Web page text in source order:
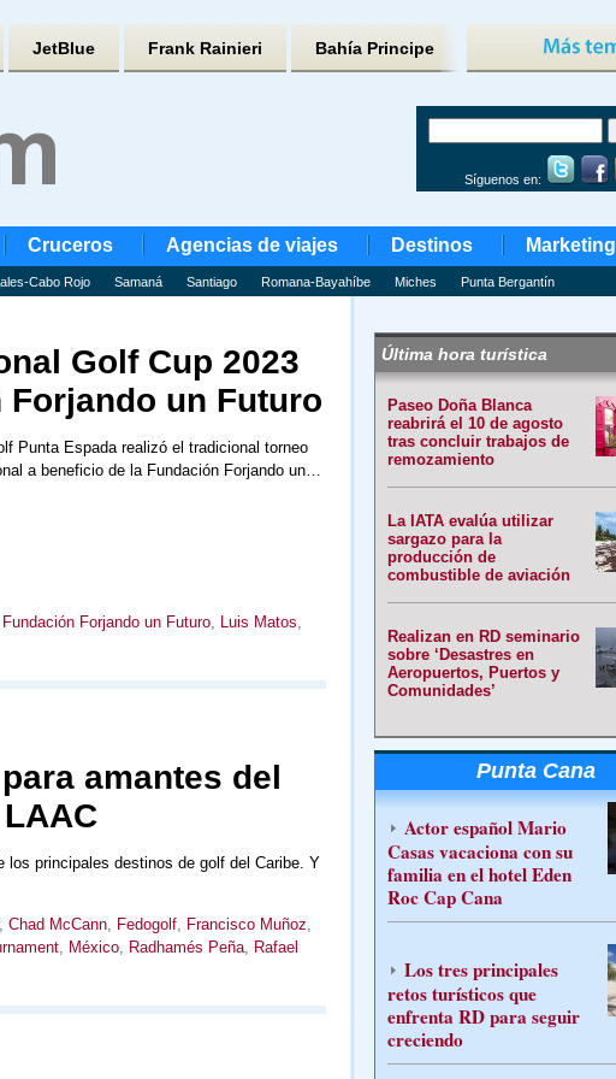
JetBlue Frank Rainieri Bahía Principe
Síguenos en:
Cruceros Agencias de viajes Destinos Marketing
Cabo Rojo Samaná Santiago Romana-Bayahíbe Miches Punta Bergantín
Golf Cup 2023
un Futuro
Punta Espada realizó el tradicional torneo
a beneficio de la Fundación Forjando un…
Fundación Forjando un Futuro, Luis Matos,
amantes del
principales destinos de golf del Caribe. Y
Chad McCann, Fedogolf, Francisco Muñoz,
, México, Radhamés Peña, Rafael
Última hora turística
Paseo Doña Blanca
reabrirá el 10 de agosto
tras concluir trabajos de
remozamiento
La IATA evalúa utilizar
sargazo para la
producción de
combustible de aviación
Realizan en RD seminario
sobre ‘Desastres en
Aeropuertos, Puertos y
Comunidades’
Punta Cana
Actor español Mario
Casas vacaciona con su
familia en el hotel Eden
Roc Cap Cana
Los tres principales
retos turísticos que
enfrenta RD para seguir
creciendo